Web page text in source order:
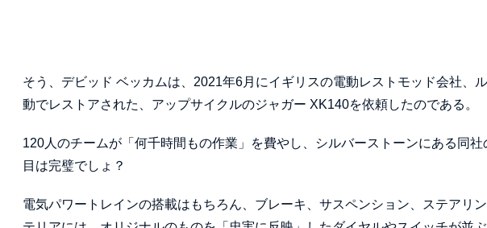
そう、デビッド ベッカムは、2021年6月にイギリスの電動レストモッド会社、
動でレストアされた、アップサイクルのジャガー XK140を依頼したのである。
120人のチームが「何千時間もの作業」を費やし、シルバーストーンにある同
目は完璧でしょ？
電気パワートレインの搭載はもちろん、ブレーキ、サスペンション、ステアリ